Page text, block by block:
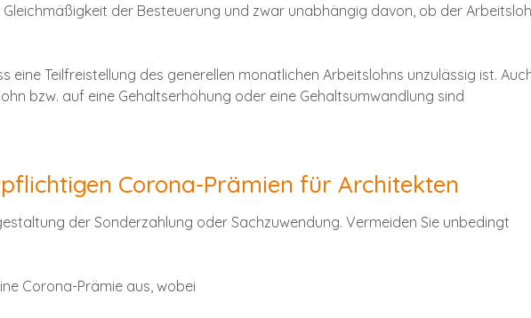
der Besteuerung und zwar unabhängig davon, ob der
eine Teilfreistellung des generellen monatlichen Arbeitslohns unzulässig ist.
bzw. auf eine Gehaltserhöhung oder eine Gehaltsumwandlung sind
Corona-Prämien für Architekten
der Sonderzahlung oder Sachzuwendung. Vermeiden Sie unbedingt
Corona-Prämie aus, wobei